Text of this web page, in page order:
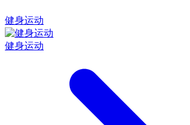
健身运动
健身运动